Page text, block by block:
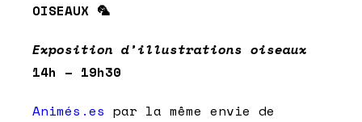
OISEAUX 🦜
Exposition d’illustrations oiseaux
14h – 19h30
Animés.es par la même envie de